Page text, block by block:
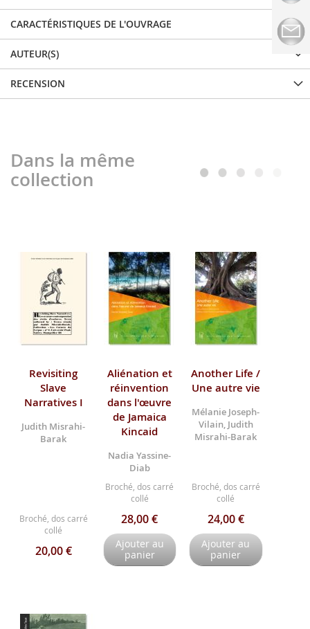
CARACTÉRISTIQUES DE L'OUVRAGE
AUTEUR(S)
RECENSION
Dans la même
collection
Revisiting
Slave
Narratives I
Judith Misrahi-
Barak
Broché, dos carré
collé
20,00 €
Aliénation et
réinvention
dans l'œuvre
de Jamaica
Kincaid
Nadia Yassine-
Diab
Broché, dos carré
collé
28,00 €
Ajouter au
panier
Another Life /
Une autre vie
Mélanie Joseph-
Vilain, Judith
Misrahi-Barak
Broché, dos carré
collé
24,00 €
Ajouter au
panier